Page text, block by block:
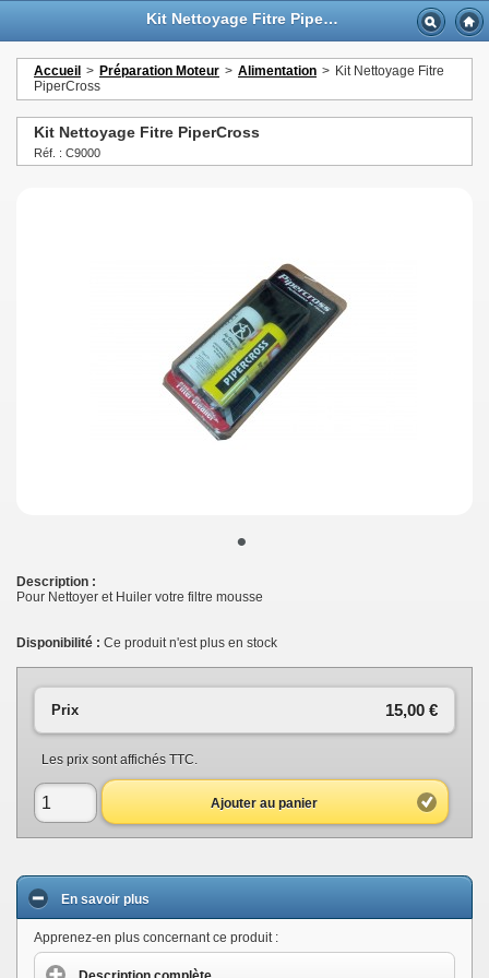
Kit Nettoyage Fitre PiperCross - GTTurbo-online
Accueil > Préparation Moteur > Alimentation > Kit Nettoyage Fitre
PiperCross
Kit Nettoyage Fitre PiperCross
Réf. : C9000
•
Description :
Pour Nettoyer et Huiler votre filtre mousse
Disponibilité : Ce produit n'est plus en stock
15,00 €
Prix
Les prix sont affichés TTC.
Ajouter au panier
En savoir plus
Apprenez-en plus concernant ce produit :